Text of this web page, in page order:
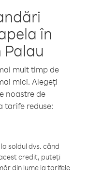
în
Palau
mult timp de
mici. Alegeți
noastre de
tarife reduse:
soldul dvs. când
credit, puteți
din lume la tarifele